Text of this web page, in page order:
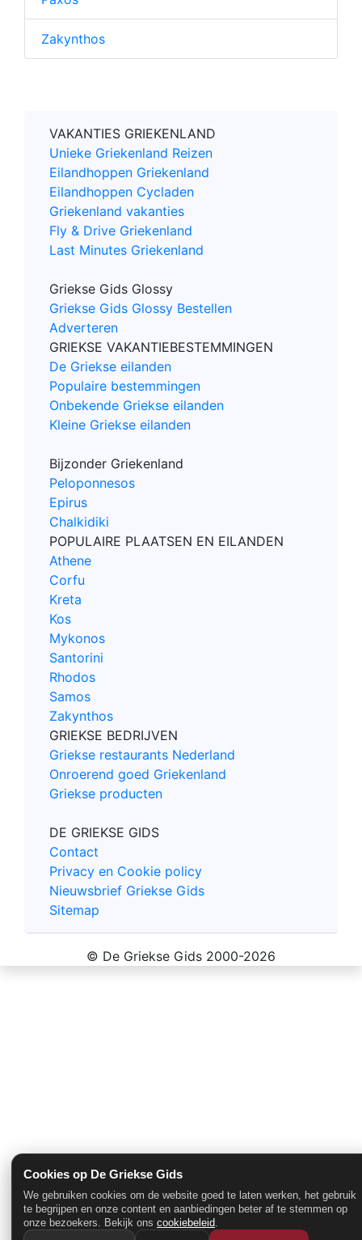
Cookies op De Griekse Gids
We gebruiken cookies om de website goed te laten werken, het gebruik
te begrijpen en onze content en aanbiedingen beter af te stemmen op
onze bezoekers. Bekijk ons cookiebeleid.
Zakynthos
VAKANTIES GRIEKENLAND
Unieke Griekenland Reizen
Eilandhoppen Griekenland
Eilandhoppen Cycladen
Griekenland vakanties
Fly & Drive Griekenland
Last Minutes Griekenland
Griekse Gids Glossy
Griekse Gids Glossy Bestellen
Adverteren
GRIEKSE VAKANTIEBESTEMMINGEN
De Griekse eilanden
Populaire bestemmingen
Onbekende Griekse eilanden
Kleine Griekse eilanden
Bijzonder Griekenland
Peloponnesos
Epirus
Chalkidiki
POPULAIRE PLAATSEN EN EILANDEN
Athene
Corfu
Kreta
Kos
Mykonos
Santorini
Rhodos
Samos
Zakynthos
GRIEKSE BEDRIJVEN
Griekse restaurants Nederland
Onroerend goed Griekenland
Griekse producten
DE GRIEKSE GIDS
Contact
Privacy en Cookie policy
Nieuwsbrief Griekse Gids
Sitemap
© De Griekse Gids 2000-2026